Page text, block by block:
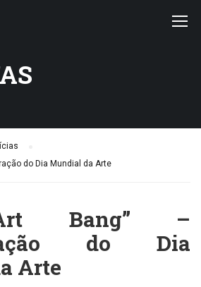
do Dia Mundial da Arte
Bang” –
do Dia
Arte